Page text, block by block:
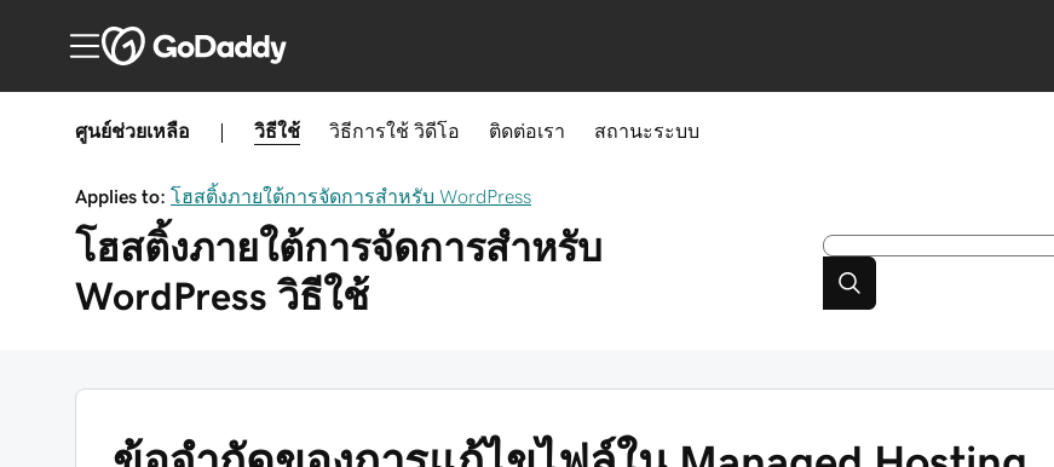
ศูนย์ช่วยเหลือ วิธีใช้ วิธีการใช้ วิดีโอ ติดต่อเรา สถานะระบบ
Applies to: โฮสติ้งภายใต้การจัดการสำหรับ WordPress
โฮสติ้งภายใต้การจัดการสำหรับ
WordPress วิธีใช้